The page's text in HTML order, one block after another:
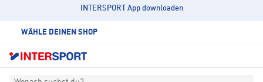
INTERSPORT App downloaden
WÄHLE DEINEN SHOP